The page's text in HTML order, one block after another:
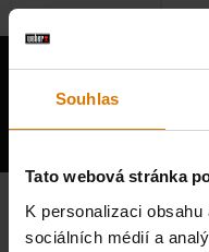
Souhlas
Tato webová stránka
K personalizaci
sociálních médií a